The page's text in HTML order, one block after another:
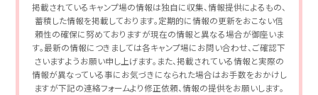
掲載されているキャンプ場の情報は独自に収集、情報提供によるもの、
蓄積した情報を掲載しております。定期的に情報の更新をおこない信
頼性の確保に努めておりますが現在の情報と異なる場合が御座いま
す。最新の情報につきましては各キャンプ場にお問い合わせ、ご確認下
さいますようお願い申し上げます。また、掲載されている情報と実際の
情報が異なっている事にお気づきになられた場合はお手数をおかけし
ますが下記の連絡フォームより修正依頼、情報の提供をお願いします。